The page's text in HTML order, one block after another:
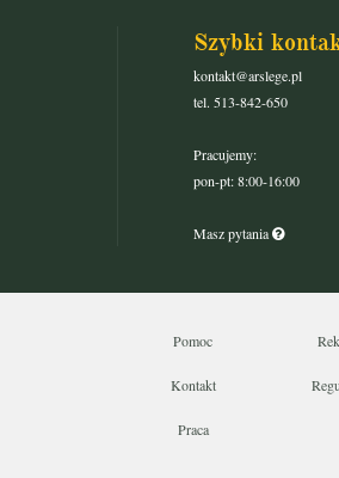
Szybki
kontakt@arslege.pl
tel. 513-842-650
Pracujemy:
pon-pt: 8:00-16:00
Masz pytania
Pomoc
Kontakt
Praca